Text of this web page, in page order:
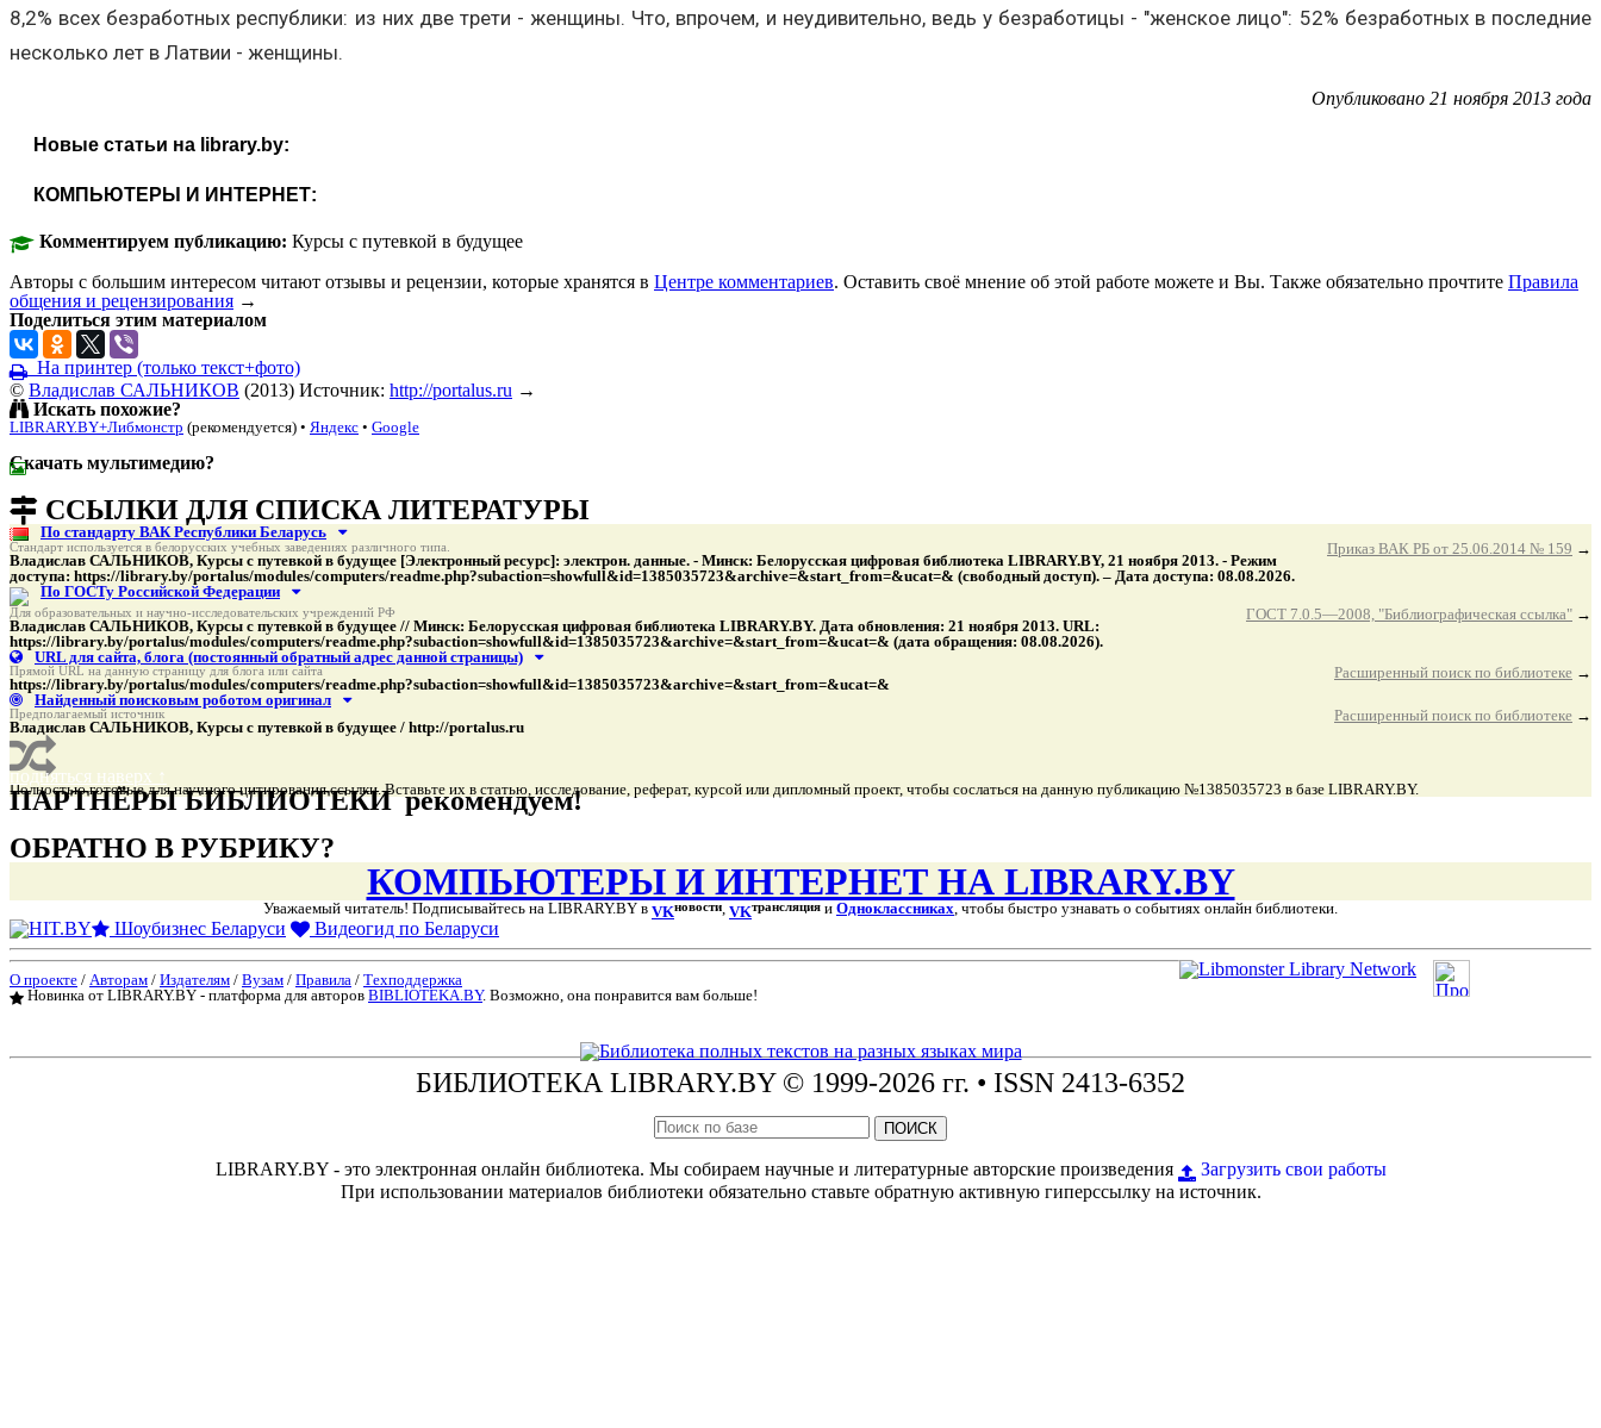
8,2% всех безработных республики: из них две трети - женщины. Что, впрочем, и неудивительно, ведь у безработицы - "женское лицо": 52% безработных в последние
несколько лет в Латвии - женщины.
Опубликовано 21 ноября 2013 года
Новые статьи на library.by:
КОМПЬЮТЕРЫ И ИНТЕРНЕТ:
Комментируем публикацию: Курсы с путевкой в будущее
Авторы с большим интересом читают отзывы и рецензии, которые хранятся в Центре комментариев. Оставить своё мнение об этой работе можете и Вы. Также обязательно прочтите Правила
общения и рецензирования →
Поделиться этим материалом
На принтер (только текст+фото)
© Владислав САЛЬНИКОВ (2013) Источник: http://portalus.ru →
Искать похожие?
LIBRARY.BY+Либмонстр (рекомендуется) • Яндекс • Google
Скачать мультимедию?
ССЫЛКИ ДЛЯ СПИСКА ЛИТЕРАТУРЫ
По стандарту ВАК Республики Беларусь
Приказ ВАК РБ от 25.06.2014 № 159 →
Стандарт используется в белорусских учебных заведениях различного типа.
Владислав САЛЬНИКОВ, Курсы с путевкой в будущее [Электронный ресурс]: электрон. данные. - Минск: Белорусская цифровая библиотека LIBRARY.BY, 21 ноября 2013. - Режим
доступа: https://library.by/portalus/modules/computers/readme.php?subaction=showfull&id=1385035723&archive=&start_from=&ucat=& (свободный доступ). – Дата доступа: 08.08.2026.
По ГОСТу Российской Федерации
ГОСТ 7.0.5—2008, "Библиографическая ссылка" →
Для образовательных и научно-исследовательских учреждений РФ
Владислав САЛЬНИКОВ, Курсы с путевкой в будущее // Минск: Белорусская цифровая библиотека LIBRARY.BY. Дата обновления: 21 ноября 2013. URL:
https://library.by/portalus/modules/computers/readme.php?subaction=showfull&id=1385035723&archive=&start_from=&ucat=& (дата обращения: 08.08.2026).
URL для сайта, блога (постоянный обратный адрес данной страницы)
Расширенный поиск по библиотеке →
Прямой URL на данную страницу для блога или сайта
https://library.by/portalus/modules/computers/readme.php?subaction=showfull&id=1385035723&archive=&start_from=&ucat=&
Найденный поисковым роботом оригинал
Расширенный поиск по библиотеке →
Предполагаемый источник
Владислав САЛЬНИКОВ, Курсы с путевкой в будущее / http://portalus.ru
Полностью готовые для научного цитирования ссылки. Вставьте их в статью, исследование, реферат, курсой или дипломный проект, чтобы сослаться на данную публикацию №1385035723 в базе LIBRARY.BY.
подняться наверх ↑
ПАРТНЁРЫ БИБЛИОТЕКИрекомендуем!
ОБРАТНО В РУБРИКУ?
КОМПЬЮТЕРЫ И ИНТЕРНЕТ НА LIBRARY.BY
Уважаемый читатель! Подписывайтесь на LIBRARY.BY в VKновости VKтрансляция и Одноклассниках , чтобы быстро узнавать о событиях онлайн библиотеки.
Шоубизнес Беларуси Видеогид по Беларуси
О проекте / Авторам / Издателям / Вузам / Правила / Техподдержка
Новинка от LIBRARY.BY - платформа для авторов BIBLIOTEKA.BY. Возможно, она понравится вам больше!
БИБЛИОТЕКА LIBRARY.BY © 1999-2026 гг. • ISSN 2413-6352
ПОИСК
LIBRARY.BY - это электронная онлайн библиотека. Мы собираем научные и литературные авторские произведения
Загрузить свои работы
При использовании материалов библиотеки обязательно ставьте обратную активную гиперссылку на источник.